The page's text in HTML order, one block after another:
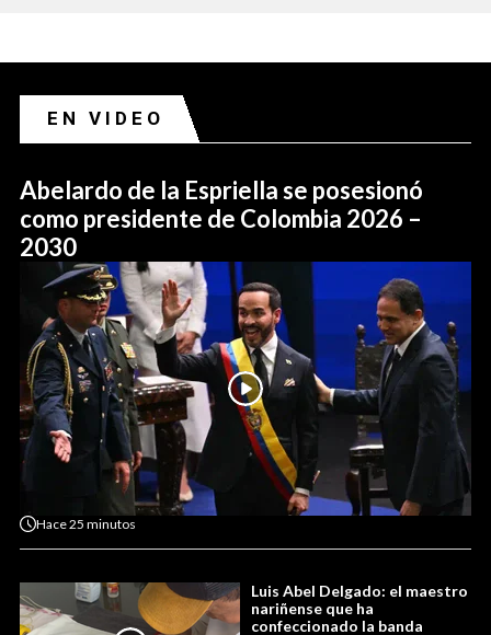
EN VIDEO
Abelardo de la Espriella se posesionó
como presidente de Colombia 2026 –
2030
Hace25 minutos
Luis Abel Delgado: el maestro
nariñense que ha
confeccionado la banda